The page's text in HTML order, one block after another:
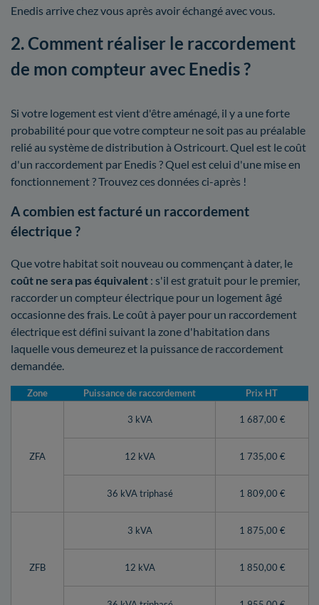
Enedis arrive chez vous après avoir échangé avec vous.
2. Comment réaliser le raccordement
de mon compteur avec Enedis ?
Si votre logement est vient d'être aménagé, il y a une forte
probabilité pour que votre compteur ne soit pas au préalable
relié au système de distribution à Ostricourt. Quel est le coût
d'un raccordement par Enedis ? Quel est celui d'une mise en
fonctionnement ? Trouvez ces données ci-après !
A combien est facturé un raccordement
électrique ?
Que votre habitat soit nouveau ou commençant à dater, le
coût ne sera pas équivalent : s'il est gratuit pour le premier,
raccorder un compteur électrique pour un logement âgé
occasionne des frais. Le coût à payer pour un raccordement
électrique est défini suivant la zone d'habitation dans
laquelle vous demeurez et la puissance de raccordement
demandée.
Zone Puissance de raccordement Prix HT
ZFA
3 kVA 1 687,00 €
12 kVA 1 735,00 €
36 kVA triphasé 1 809,00 €
ZFB
3 kVA 1 875,00 €
12 kVA 1 850,00 €